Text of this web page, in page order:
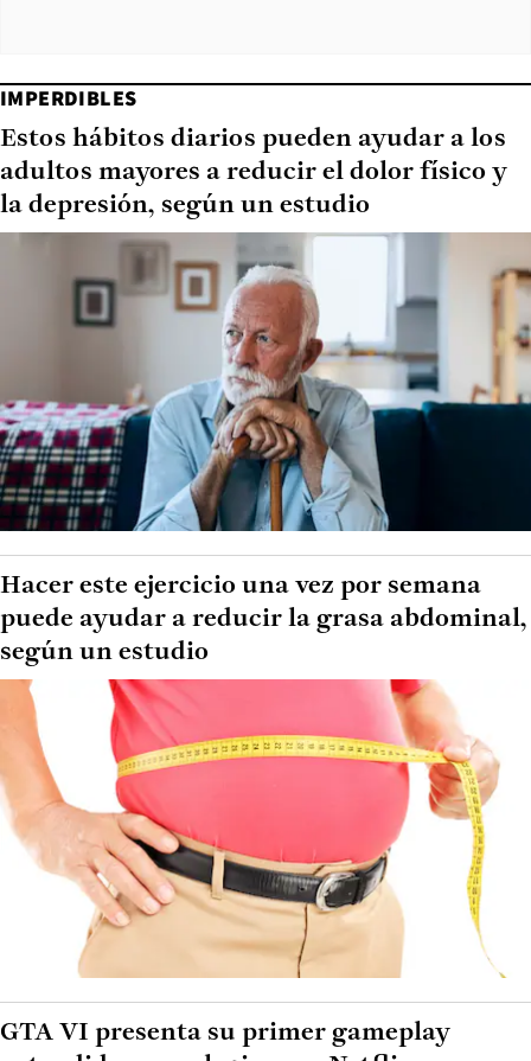
IMPERDIBLES
Estos hábitos diarios pueden ayudar a los
adultos mayores a reducir el dolor físico y
la depresión, según un estudio
Hacer este ejercicio una vez por semana
puede ayudar a reducir la grasa abdominal,
según un estudio
GTA VI presenta su primer gameplay